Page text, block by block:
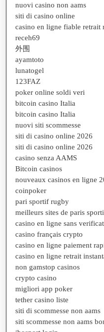
nuovi casino non aams
siti di casino online
casino en ligne fiable retrait
receh69
外围
ayamtoto
lunatogel
123FAZ
poker online soldi veri
bitcoin casino Italia
bitcoin casino Italia
nuovi siti scommesse
siti di casino online 2026
siti di casino online 2026
casino senza AAMS
Bitcoin casinos
nouveaux casinos en ligne
coinpoker
pari sportif rugby
meilleurs sites de paris
casino en ligne sans
casino français crypto
casino en ligne paiement
casino en ligne retrait
non gamstop casinos
crypto casino
migliori app poker
tether casino liste
siti di scommesse non aams
siti scommesse non aams